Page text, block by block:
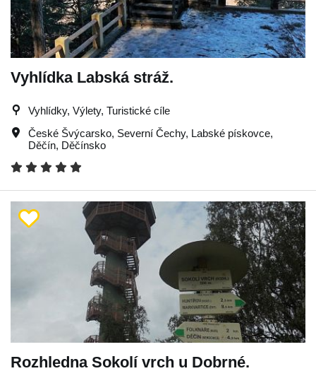
Vyhlídka Labská stráž.
Vyhlídky, Výlety, Turistické cíle
České Švýcarsko, Severní Čechy, Labské pískovce,
Děčín, Děčínsko
Rozhledna Sokolí vrch u Dobrné.